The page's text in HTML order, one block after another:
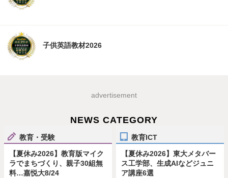
子供英語教材2026
advertisement
NEWS CATEGORY
教育・受験
【夏休み2026】教育版マイク
ラでまちづくり、親子30組無
料…嘉悦大8/24
教育ICT
【夏休み2026】東大メタバー
ス工学部、生成AIなどジュニ
ア講座6選